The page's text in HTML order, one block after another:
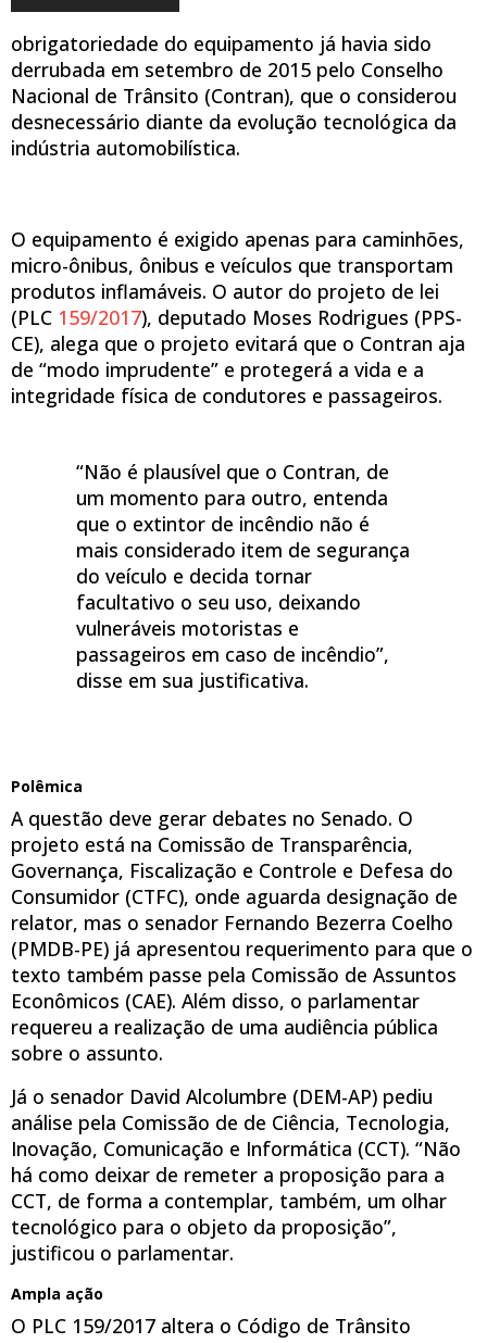
obrigatoriedade do equipamento já havia sido
derrubada em setembro de 2015 pelo Conselho
Nacional de Trânsito (Contran), que o considerou
desnecessário diante da evolução tecnológica da
indústria automobilística.
O equipamento é exigido apenas para caminhões,
micro-ônibus, ônibus e veículos que transportam
produtos inflamáveis. O autor do projeto de lei
(PLC 159/2017), deputado Moses Rodrigues (PPS-
CE), alega que o projeto evitará que o Contran aja
de “modo imprudente” e protegerá a vida e a
integridade física de condutores e passageiros.
“Não é plausível que o Contran, de
um momento para outro, entenda
que o extintor de incêndio não é
mais considerado item de segurança
do veículo e decida tornar
facultativo o seu uso, deixando
vulneráveis motoristas e
passageiros em caso de incêndio”,
disse em sua justificativa.
Polêmica
A questão deve gerar debates no Senado. O
projeto está na Comissão de Transparência,
Governança, Fiscalização e Controle e Defesa do
Consumidor (CTFC), onde aguarda designação de
relator, mas o senador Fernando Bezerra Coelho
(PMDB-PE) já apresentou requerimento para que o
texto também passe pela Comissão de Assuntos
Econômicos (CAE). Além disso, o parlamentar
requereu a realização de uma audiência pública
sobre o assunto.
Já o senador David Alcolumbre (DEM-AP) pediu
análise pela Comissão de de Ciência, Tecnologia,
Inovação, Comunicação e Informática (CCT). “Não
há como deixar de remeter a proposição para a
CCT, de forma a contemplar, também, um olhar
tecnológico para o objeto da proposição”,
justificou o parlamentar.
Ampla ação
O PLC 159/2017 altera o Código de Trânsito